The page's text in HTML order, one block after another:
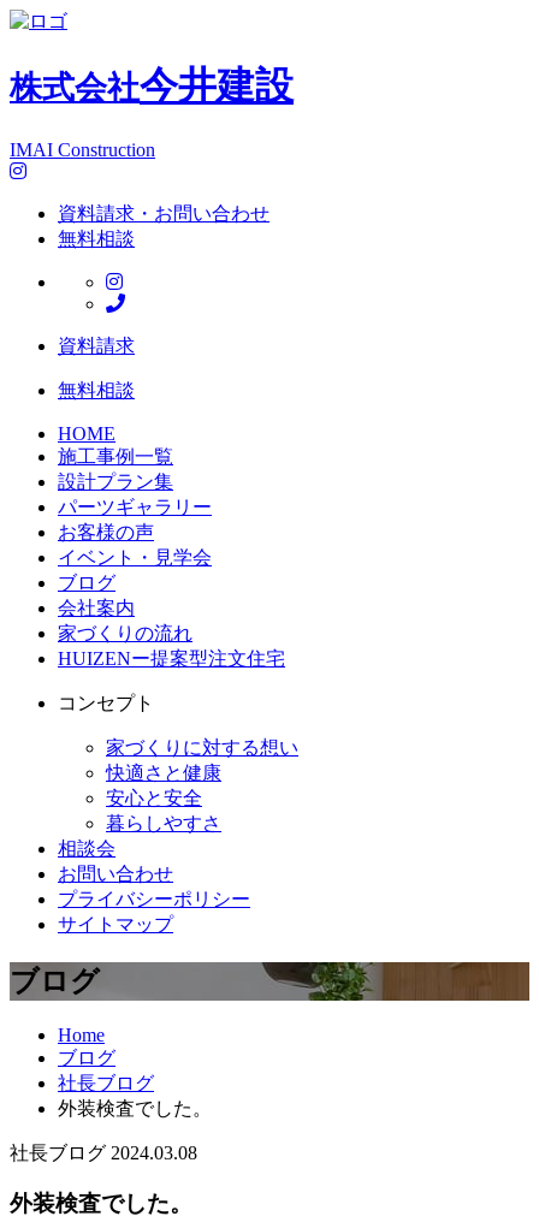
株式会社今井建設
IMAI Construction
資料請求・お問い合わせ
無料相談
資料請求
無料相談
HOME
施工事例一覧
設計プラン集
パーツギャラリー
お客様の声
イベント・見学会
ブログ
会社案内
家づくりの流れ
HUIZENー提案型注文住宅
コンセプト
家づくりに対する想い
快適さと健康
安心と安全
暮らしやすさ
相談会
お問い合わせ
プライバシーポリシー
サイトマップ
ブログ
Home
ブログ
社長ブログ
外装検査でした。
社長ブログ 2024.03.08
外装検査でした。